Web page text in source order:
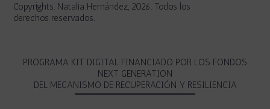
Copyrights. Natalia Hernández, 2026. Todos los
derechos reservados.
PROGRAMA KIT DIGITAL FINANCIADO POR LOS FONDOS
NEXT GENERATION
DEL MECANISMO DE RECUPERACIÓN Y RESILIENCIA